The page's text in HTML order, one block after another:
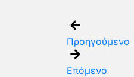
Προηγούμενο
Επόμενο